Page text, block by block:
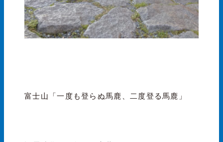
富士山「一度も登らぬ馬鹿、二度登る馬鹿」